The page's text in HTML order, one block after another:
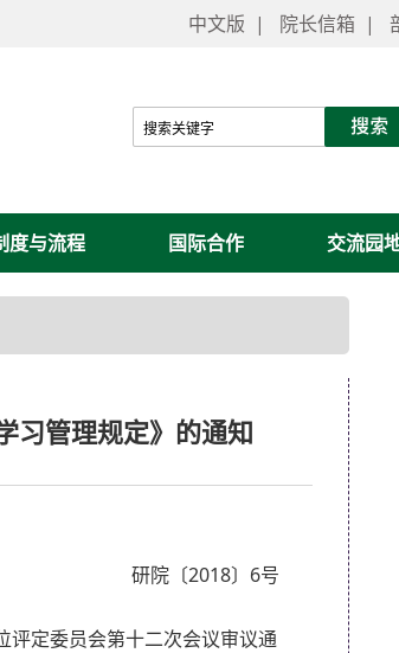
中文版 | 院长信箱 |
度与流程 国际合作 交流园
习管理规定》的通知
研院〔2018〕6号
定委员会第十二次会议审议通